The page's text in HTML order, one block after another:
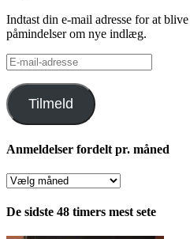
Indtast din e-mail adresse for at
påmindelser om nye indlæg.
E-
mail-
adresse
Tilmeld
Anmeldelser fordelt pr. måned
Anmeldelser
pr.
De sidste 48 timers mest sete